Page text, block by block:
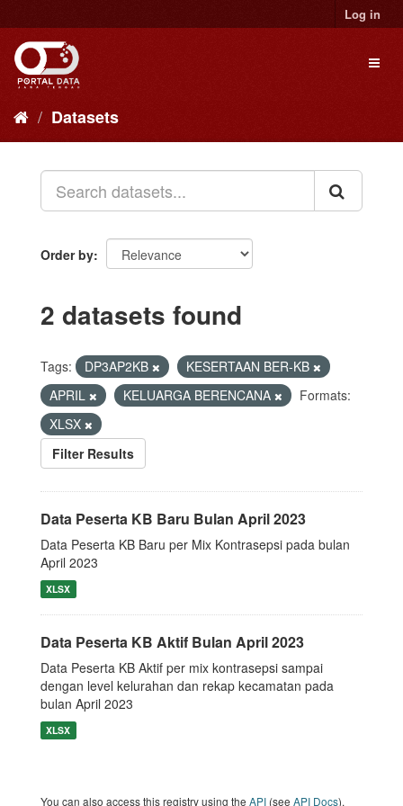
to
content
Log in
Datasets
Order by
2 datasets found
Tags: DP3AP2KB
KESERTAAN BER-KB
APRIL
KELUARGA BERENCANA
Formats:
XLSX
Filter Results
Data Peserta KB Baru Bulan April 2023
Data Peserta KB Baru per Mix Kontrasepsi pada bulan
April 2023
XLSX
Data Peserta KB Aktif Bulan April 2023
Data Peserta KB Aktif per mix kontrasepsi sampai
dengan level kelurahan dan rekap kecamatan pada
bulan April 2023
XLSX
You can also access this registry using the API (see API Docs).